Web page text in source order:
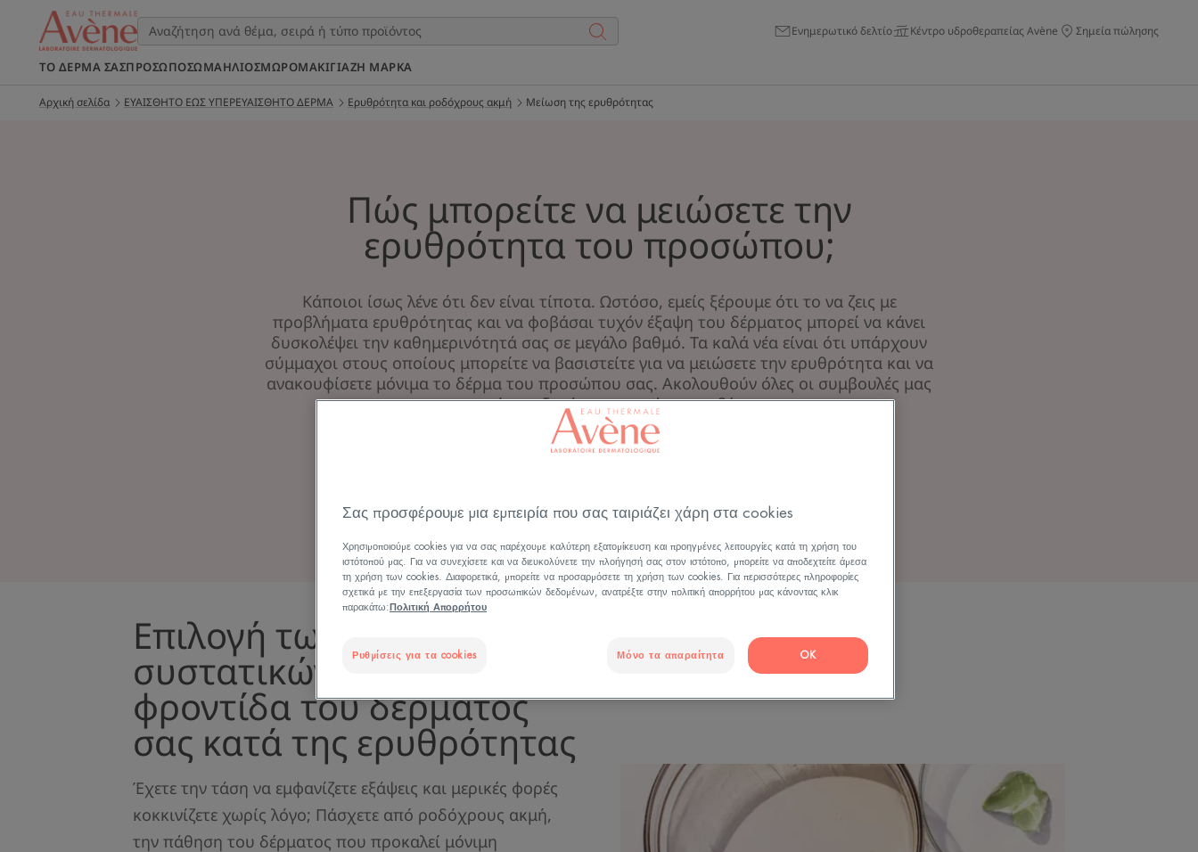
Ενημερωτικό δελτίο Κέντρο υδροθεραπείας Avène Σημεία πώλησης
ΤΟ ΔΈΡΜΑ ΣΑΣΠΡΌΣΩΠΟΣΩΜΑΉΛΙΟΣΜΩΡΌΜΑΚΙΓΙΆΖΗ ΜΆΡΚΑ
Αρχική σελίδα ΕΥΑΙΣΘΗΤΟ ΕΩΣ ΥΠΕΡΕΥΑΙΣΘΗΤΟ ΔΕΡΜΑ Ερυθρότητα και ροδόχρους ακμή Μείωση της ερυθρότητας
Πώς μπορείτε να μειώσετε την
ερυθρότητα του προσώπου;
Κάποιοι ίσως λένε ότι δεν είναι τίποτα. Ωστόσο, εμείς ξέρουμε ότι το να ζεις με
προβλήματα ερυθρότητας και να φοβάσαι τυχόν έξαψη του δέρματος μπορεί να κάνει
δυσκολέψει την καθημερινότητά σας σε μεγάλο βαθμό. Τα καλά νέα είναι ότι υπάρχουν
σύμμαχοι στους οποίους μπορείτε να βασιστείτε για να μειώσετε την ερυθρότητα και να
ανακουφίσετε μόνιμα το δέρμα του προσώπου σας. Ακολουθούν όλες οι συμβουλές μας
για να αποκτήσετε ξανά εμπιστοσύνη στο δέρμα σας.
5/11/25, επικυρώθηκε από
Επιλογή των κατάλληλων
συστατικών για τη
φροντίδα του δέρματός
σας κατά της ερυθρότητας
Έχετε την τάση να εμφανίζετε εξάψεις και μερικές φορές
κοκκινίζετε χωρίς λόγο; Πάσχετε από ροδόχρους ακμή,
την πάθηση του δέρματος που προκαλεί μόνιμη
Σας προσφέρουμε μια εμπειρία που σας ταιριάζει χάρη στα cookies
Χρησιμοποιούμε cookies για να σας παρέχουμε καλύτερη εξατομίκευση και προηγμένες λειτουργίες κατά τη χρήση του
ιστότοπού μας. Για να συνεχίσετε και να διευκολύνετε την πλοήγησή σας στον ιστότοπο, μπορείτε να αποδεχτείτε άμεσα
τη χρήση των cookies. Διαφορετικά, μπορείτε να προσαρμόσετε τη χρήση των cookies. Για περισσότερες πληροφορίες
σχετικά με την επεξεργασία των προσωπικών δεδομένων, ανατρέξτε στην πολιτική απορρήτου μας κάνοντας κλικ
παρακάτω: Πολιτική Απορρήτου
Ρυθμίσεις για τα cookies Μόνο τα απαραίτητα OK